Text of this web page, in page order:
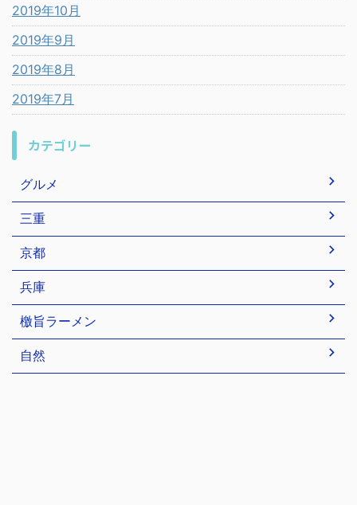
2019年10月
2019年9月
2019年8月
2019年7月
カテゴリー
グルメ
三重
京都
兵庫
檄旨ラーメン
自然